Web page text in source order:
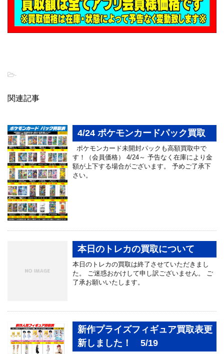
-
関連記事
4/24 ポケモンカードパック買取
ポケモンカード未開封パックも高額買取中で
す！（会員価格） 4/24～ 予告なく在庫により金
額が上下する場合がございます。 予めご了承下
さい。
本日のトレカの買取について
本日のトレカの買取は終了させていただきまし
た。 ご迷惑おかけして申し訳ございません。 ご
了承お願いいたします。
新作プライズフィギュア買取表更
新しました！ 5/19